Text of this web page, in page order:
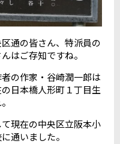
通の皆さん、特派員の
はご存知ですね。
の作家・谷崎潤一郎は
日本橋人形町１丁目生
現在の中央区立阪本小
通いました。